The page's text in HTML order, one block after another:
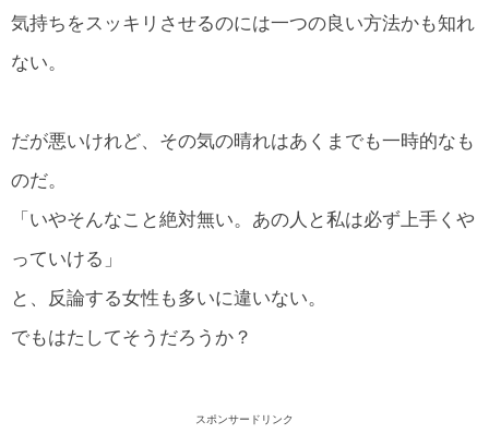
気持ちをスッキリさせるのには一つの良い方法かも知れ
ない。
だが悪いけれど、その気の晴れはあくまでも一時的なも
のだ。
「いやそんなこと絶対無い。あの人と私は必ず上手くや
っていける」
と、反論する女性も多いに違いない。
でもはたしてそうだろうか？
スポンサードリンク